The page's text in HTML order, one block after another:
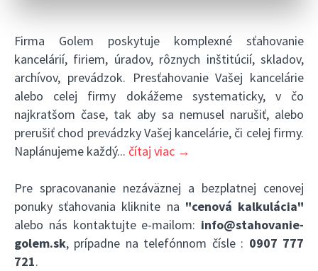
Firma Golem poskytuje komplexné sťahovanie
kancelárií, firiem, úradov, rôznych inštitúcií, skladov,
archívov, prevádzok. Presťahovanie Vašej kancelárie
alebo celej firmy dokážeme systematicky, v čo
najkratšom čase, tak aby sa nemusel narušiť, alebo
prerušiť chod prevádzky Vašej kancelárie, či celej firmy.
Naplánujeme každý... čítaj viac →
Pre spracovananie nezáväznej a bezplatnej cenovej
ponuky sťahovania kliknite na "cenová kalkulácia"
alebo nás kontaktujte e-mailom: info@stahovanie-
golem.sk, prípadne na telefónnom čísle : 0907 777
721.